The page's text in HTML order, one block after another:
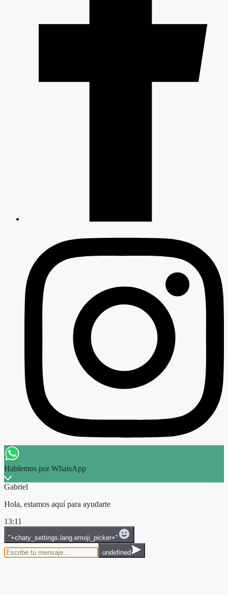
Hablemos por WhatsApp
Gabriel
Hola, estamos aquí para ayudarte
13:11
"+chaty_settings.lang.emoji_picker+"
undefined